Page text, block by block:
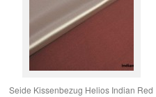
Seide Kissenbezug Helios Indian Red